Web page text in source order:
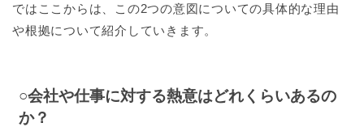
ではここからは、この2つの意図についての具体的な理由
や根拠について紹介していきます。
○会社や仕事に対する熱意はどれくらいあるの
か？